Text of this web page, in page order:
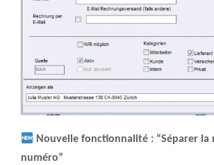
Nouvelle fonctionnalité : “Séparer la
numéro”